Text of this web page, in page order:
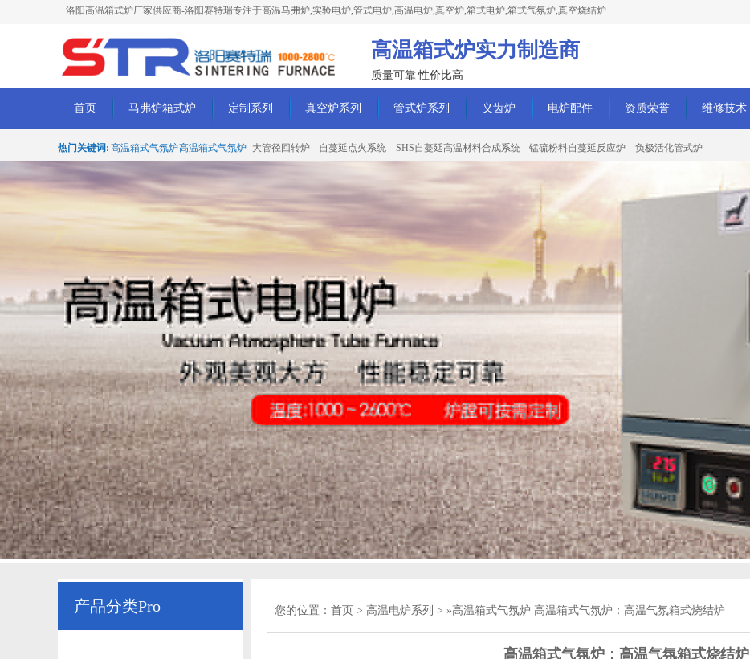
洛阳高温箱式炉厂家供应商-洛阳赛特瑞专注于高温马弗炉,实验电炉,管式电炉,高温电炉,真空炉,箱式电炉,箱式气氛炉,真空烧结炉
高温箱式炉实力制造商
质量可靠 性价比高
首页 马弗炉箱式炉 定制系列 真空炉系列 管式炉系列 义齿炉 电炉配件 资质荣誉 维修技术
热门关键词: 高温箱式气氛炉高温箱式气氛炉 大管径回转炉 自蔓延点火系统 SHS自蔓延高温材料合成系统 锰硫粉料自蔓延反应炉 负极活化管式炉
产品分类Pro 您的位置： 首页 > 高温电炉系列 > »高温箱式气氛炉 高温箱式气氛炉：高温气氛箱式烧结炉
高温箱式气氛炉：高温气氛箱式烧结炉